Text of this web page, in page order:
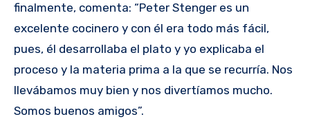
finalmente, comenta: “Peter Stenger es un
excelente cocinero y con él era todo más fácil,
pues, él desarrollaba el plato y yo explicaba el
proceso y la materia prima a la que se recurría. Nos
llevábamos muy bien y nos divertíamos mucho.
Somos buenos amigos”.